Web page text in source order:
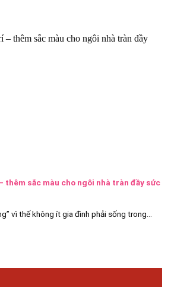
sắc màu cho ngôi nhà tràn đầy sức
vì thế không ít gia đình phải sống trong...